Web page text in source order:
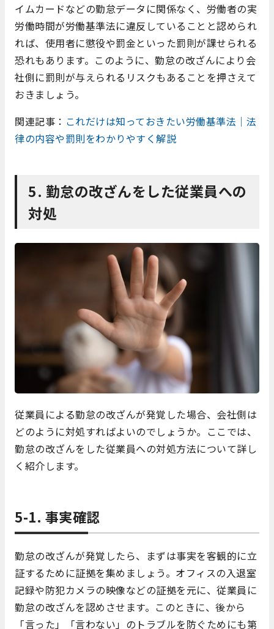
イムカードなどの勤怠データに関係なく、労働者の実
労働時間が労働基準法に違反していることと認められ
れば、使用者に懲役や罰金といった罰則が課せられる
恐れもあります。このように、勤怠の改ざんにより会
社側に罰則が与えられるリスクもあることを押さえて
おきましょう。
関連記事： これだけは知っておきたい労働基準法｜法
律の内容や罰則をわかりやすく解説
5. 勤怠の改ざんをした従業員への
対処
従業員による勤怠の改ざんが発覚した場合、会社側は
どのように対処すればよいのでしょうか。ここでは、
勤怠の改ざんをした従業員への対処方法について詳し
く紹介します。
5-1. 事実確認
勤怠の改ざんが発覚したら、まずは事実を客観的に立
証するために証拠を集めましょう。オフィスの入退室
記録や防犯カメラの映像などの証拠を元に、従業員に
勤怠の改ざんを認めさせます。このときに、後から
「言った」「言わない」のトラブルを防ぐためにも第